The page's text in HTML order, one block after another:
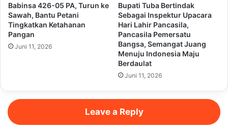
Babinsa 426-05 PA, Turun ke
Sawah, Bantu Petani
Tingkatkan Ketahanan
Pangan
Juni 11, 2026
Bupati Tuba Bertindak
Sebagai Inspektur Upacara
Hari Lahir Pancasila,
Pancasila Pemersatu
Bangsa, Semangat Juang
Menuju Indonesia Maju
Berdaulat
Juni 11, 2026
Leave a Reply